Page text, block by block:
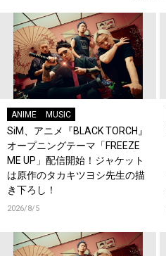
ANIME MUSIC
SiM、アニメ『BLACK TORCH』
オープニングテーマ「FREEZE
ME UP」配信開始！ジャケット
は原作のタカキツヨシ先生の描
き下ろし！
2026/8/5